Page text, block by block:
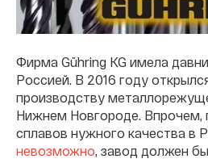
Фирма Gühring KG имела
Россией. В 2016 году
производству
Нижнем Новгороде. Впрочем,
сплавов нужного качества в
невозможно , завод должен